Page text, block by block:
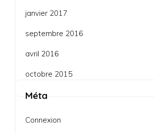
janvier 2017
septembre 2016
avril 2016
octobre 2015
Méta
Connexion